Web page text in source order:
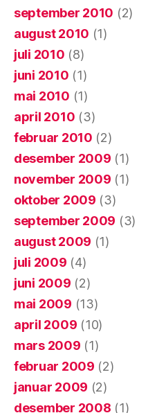
september 2010 (2)
august 2010 (1)
juli 2010 (8)
juni 2010 (1)
mai 2010 (1)
april 2010 (3)
februar 2010 (2)
desember 2009 (1)
november 2009 (1)
oktober 2009 (3)
september 2009 (3)
august 2009 (1)
juli 2009 (4)
juni 2009 (2)
mai 2009 (13)
april 2009 (10)
mars 2009 (1)
februar 2009 (2)
januar 2009 (2)
desember 2008 (1)